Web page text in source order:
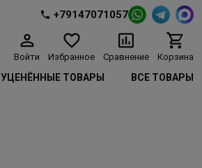
+79147071057
Войти Избранное Сравнение Корзина
УЦЕНЁННЫЕ ТОВАРЫ ВСЕ ТОВАРЫ